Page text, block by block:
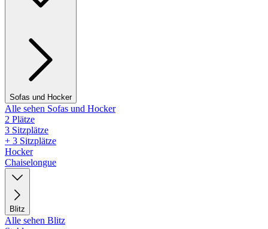
Sofas und Hocker
Alle sehen Sofas und Hocker
2 Plätze
3 Sitzplätze
+ 3 Sitzplätze
Hocker
Chaiselongue
Blitz
Alle sehen Blitz